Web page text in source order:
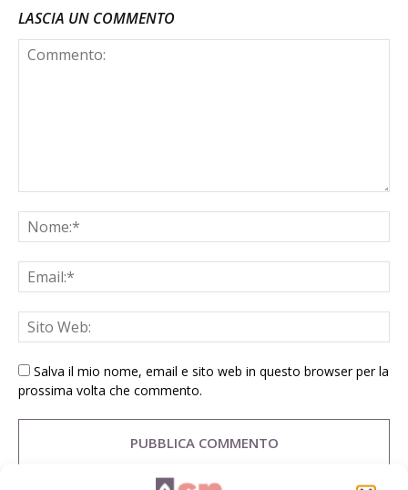
LASCIA UN COMMENTO
Salva il mio nome, email e sito web in questo browser per la
prossima volta che commento.